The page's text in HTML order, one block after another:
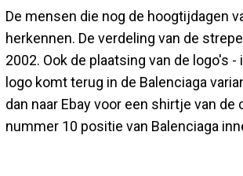
De mensen die nog de hoogtijdagen
herkennen. De verdeling van de
2002. Ook de plaatsing van de logo's
logo komt terug in de Balenciaga
dan naar Ebay voor een shirtje van
nummer 10 positie van Balenciaga